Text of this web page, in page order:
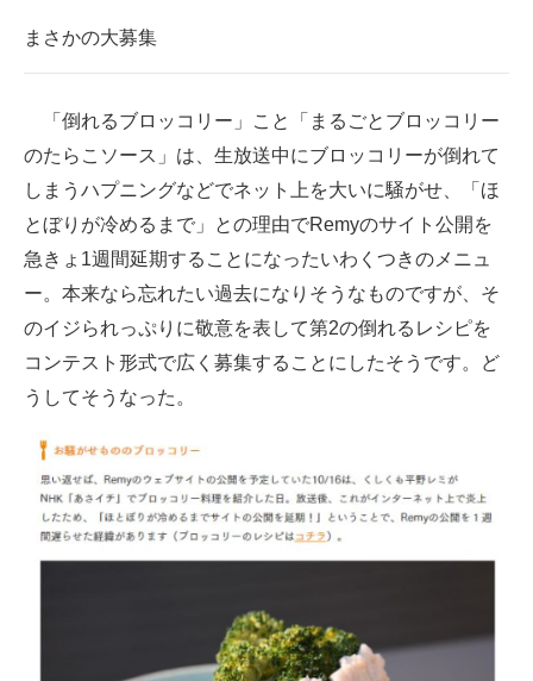
電子設計の基本と応用
建設×テクノロジーの最前線
ちょっと気になるネットの話題
まさかの大募集
「倒れるブロッコリー」こと「まるごとブロッコリー
のたらこソース」は、生放送中にブロッコリーが倒れて
しまうハプニングなどでネット上を大いに騒がせ、「ほ
とぼりが冷めるまで」との理由でRemyのサイト公開を
急きょ1週間延期することになったいわくつきのメニュ
ー。本来なら忘れたい過去になりそうなものですが、そ
のイジられっぷりに敬意を表して第2の倒れるレシピを
コンテスト形式で広く募集することにしたそうです。ど
うしてそうなった。